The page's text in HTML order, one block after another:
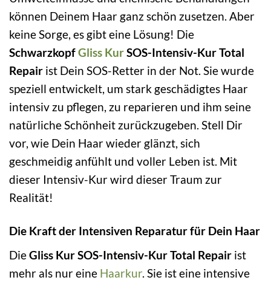
können Deinem Haar ganz schön zusetzen. Aber
keine Sorge, es gibt eine Lösung! Die
SchwarzkopfGliss KurSOS-Intensiv-Kur Total
Repair ist Dein SOS-Retter in der Not. Sie wurde
speziell entwickelt, um stark geschädigtes Haar
intensiv zu pflegen, zu reparieren und ihm seine
natürliche Schönheit zurückzugeben. Stell Dir
vor, wie Dein Haar wieder glänzt, sich
geschmeidig anfühlt und voller Leben ist. Mit
dieser Intensiv-Kur wird dieser Traum zur
Realität!
Die Kraft der Intensiven Reparatur für Dein Haar
DieGliss Kur SOS-Intensiv-Kur Total Repair ist
mehr als nur eine Haarkur . Sie ist eine intensive